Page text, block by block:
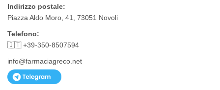
Indirizzo postale:
Piazza Aldo Moro, 41, 73051 Novoli
Telefono:
🇮🇹 +39-350-8507594
info@farmaciagreco.net